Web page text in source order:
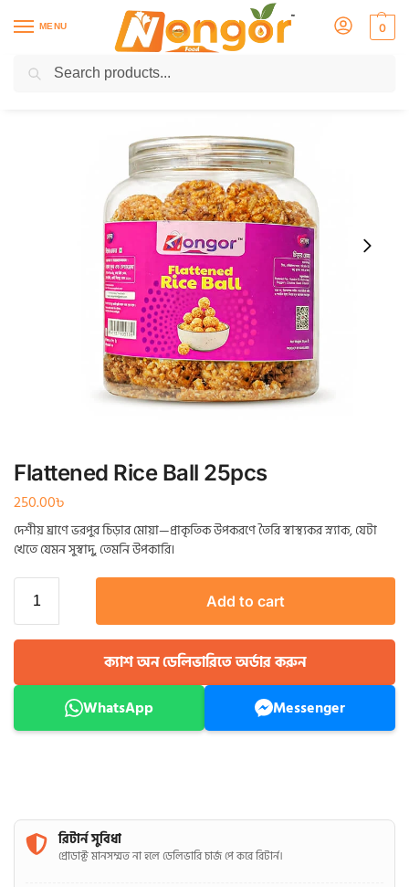
MENU 0
Flattened Rice Ball 25pcs
250.00৳
দেশীয় ঘ্রাণে ভরপুর চিড়ার মোয়া—প্রাকৃতিক উপকরণে তৈরি স্বাস্থ্যকর স্ন্যাক, যেটা
খেতে যেমন সুস্বাদু, তেমনি উপকারি।
Add to cart
ক্যাশ অন ডেলিভারিতে অর্ডার করুন
WhatsApp
Messenger
রিটার্ন সুবিধা
প্রোডাক্ট মানসম্মত না হলে ডেলিভারি চার্জ পে করে রিটার্ন।